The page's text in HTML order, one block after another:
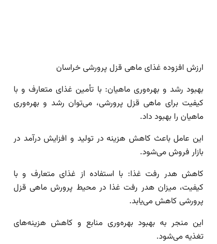
ارزش افزوده غذای ماهی قزل پرورشی خراسان
بهبود رشد و بهره‌وری ماهیان: با تأمین غذای متعارف و با
کیفیت برای ماهی قزل پرورشی، می‌توان رشد و بهره‌وری
ماهیان را بهبود داد.
این عامل باعث کاهش هزینه در تولید و افزایش درآمد در
بازار فروش می‌شود.
کاهش هدر رفت غذا: با استفاده از غذای متعارف و با
کیفیت، میزان هدر رفت غذا در محیط پرورش ماهی قزل
پرورشی کاهش می‌یابد.
این منجر به بهبود بهره‌وری منابع و کاهش هزینه‌های
تغذیه می‌شود.